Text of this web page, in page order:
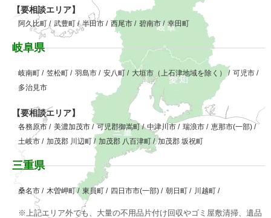
【要相談エリア】
阿久比町 / 武豊町/ 半田市 / 西尾市 / 碧南市/ 幸田町
岐阜県
岐南町 / 笠松町 / 羽島市 / 安八町 / 大垣市（上石津地域を除く） / 可児市 /
多治見市
【要相談エリア】
各務原市 / 美濃加茂市 / 可児郡御嵩町/ 中津川市 / 瑞浪市 / 恵那市(一部) /
土岐市 / 加茂郡 川辺町/ 加茂郡 八百津町 / 加茂郡 坂祝町
三重県
桑名市 / 木曽岬町/ 東員町 / 四日市市(一部) / 朝日町 / 川越町 /
※上記エリア外でも、大量の不用品片付け回収やゴミ屋敷清掃、遺品